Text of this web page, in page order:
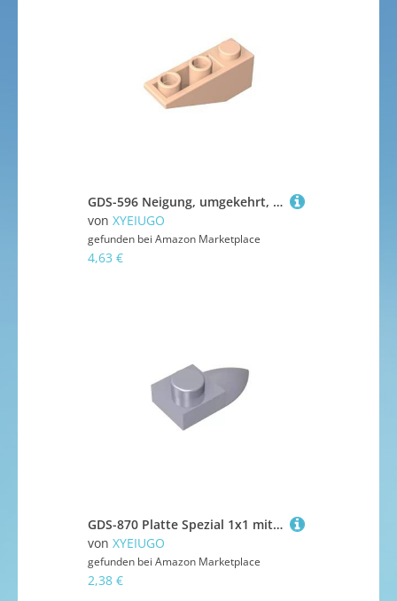
GDS-596 Neigung, umgekehrt, 34 °, 3x1 ohne internen Stopper, 50 Stück, kompatibel mit Lego 4287 DIY-Teilen und MOC-Komponenten für große Ziegelmarken, Farbe:Hellhaut 283
von XYEIUGO
gefunden bei Amazon Marketplace
4,63 €
GDS-870 Platte Spezial 1x1 mit Zahnung,50 Stück,kompatibel mit Lego,49668,49673,35162,DIY-Teile und MOC-Komponenten für große Ziegelmarken,Farbe:Silbergrau 315
von XYEIUGO
gefunden bei Amazon Marketplace
2,38 €